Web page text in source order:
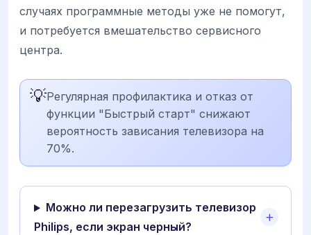
случаях программные методы уже не помогут,
и потребуется вмешательство сервисного
центра.
💡Регулярная профилактика и отказ от
функции "Быстрый старт" снижают
вероятность зависания телевизора на
70%.
Можно ли перезагрузить телевизор
Philips, если экран черный?